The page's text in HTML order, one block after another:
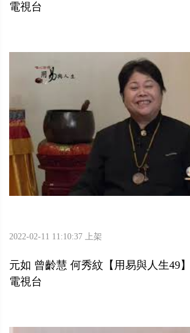
電視台
2022-02-11 11:10:37 上架
元如 曾齡慧 何秀紋【用易與人生49
電視台